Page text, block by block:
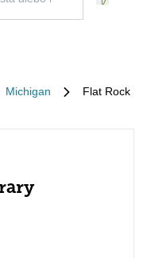
Michigan Flat Rock